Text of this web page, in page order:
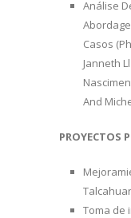
Análise
Casos
Janneth
And
PROYECTOS
Toma de